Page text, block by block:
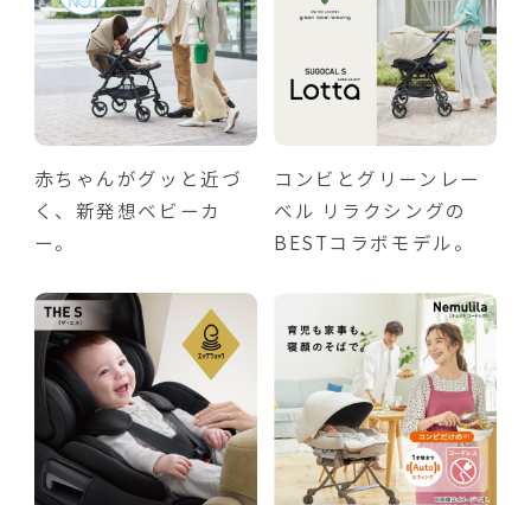
赤ちゃんがグッと近づ
く、新発想ベビーカ
ー。
コンビとグリーンレー
ベル リラクシングの
BESTコラボモデル。